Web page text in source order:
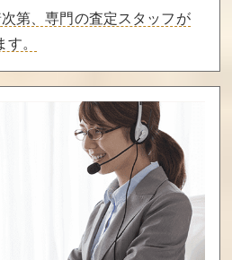
第、専門の査定スタッフが
。